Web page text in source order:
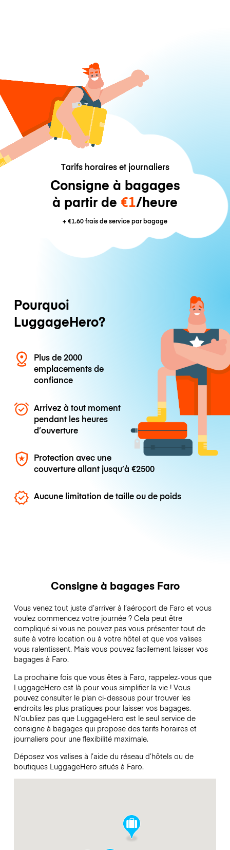
Tarifs horaires et journaliers
Consigne à bagages
à partir de €1/heure
+€1.60frais de service par bagage
Pourquoi
LuggageHero?
Plus de 2000
emplacements de
confiance
Arrivez à tout moment
pendant les heures
d’ouverture
Protection avec une
couverture allant jusqu’à€2500
Aucune limitation de taille ou de poids
Consigne à bagages Faro
Vous venez tout juste d’arriver à l’aéroport de Faro et vous
voulez commencez votre journée ? Cela peut être
compliqué si vous ne pouvez pas vous présenter tout de
suite à votre location ou à votre hôtel et que vos valises
vous ralentissent. Mais vous pouvez facilement laisser vos
bagages à Faro.
La prochaine fois que vous êtes à Faro, rappelez-vous que
LuggageHero est là pour vous simplifier la vie ! Vous
pouvez consulter le plan ci-dessous pour trouver les
endroits les plus pratiques pour laisser vos bagages.
N’oubliez pas que LuggageHero est le seul service de
consigne à bagages qui propose des tarifs horaires et
journaliers pour une flexibilité maximale.
Déposez vos valises à l’aide du réseau d’hôtels ou de
boutiques LuggageHero situés à Faro.